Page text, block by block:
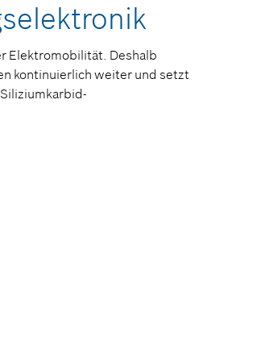
Elektromobilität. Deshalb
kontinuierlich weiter und setzt